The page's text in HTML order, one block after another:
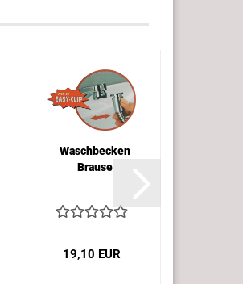
Waschbecken
Brause
19,10 EUR